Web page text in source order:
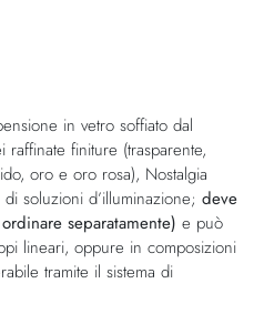
in vetro soffiato dal
finiture (trasparente,
oro e oro rosa), Nostalgia
soluzioni d’illuminazione; deve
separatamente) e può
lineari, oppure in composizioni
tramite il sistema di